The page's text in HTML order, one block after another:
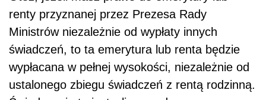
renty przyznanej przez Prezesa Rady
Ministrów niezależnie od wypłaty innych
świadczeń, to ta emerytura lub renta będzie
wypłacana w pełnej wysokości, niezależnie od
ustalonego zbiegu świadczeń z rentą rodzinną.